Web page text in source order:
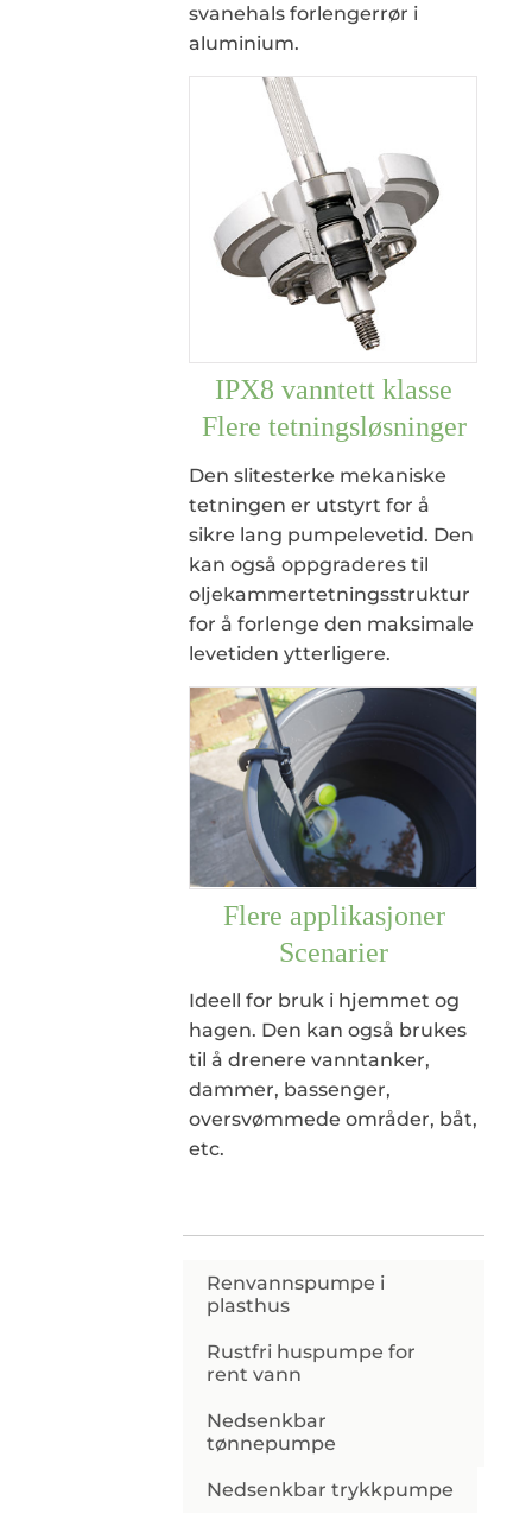
svanehals forlengerrør i
aluminium.
IPX8 vanntett klasse
Flere tetningsløsninger
Den slitesterke mekaniske
tetningen er utstyrt for å
sikre lang pumpelevetid. Den
kan også oppgraderes til
oljekammertetningsstruktur
for å forlenge den maksimale
levetiden ytterligere.
Flere applikasjoner
Scenarier
Ideell for bruk i hjemmet og
hagen. Den kan også brukes
til å drenere vanntanker,
dammer, bassenger,
oversvømmede områder, båt,
etc.
Renvannspumpe i
plasthus
Rustfri huspumpe for
rent vann
Nedsenkbar
tønnepumpe
Nedsenkbar trykkpumpe